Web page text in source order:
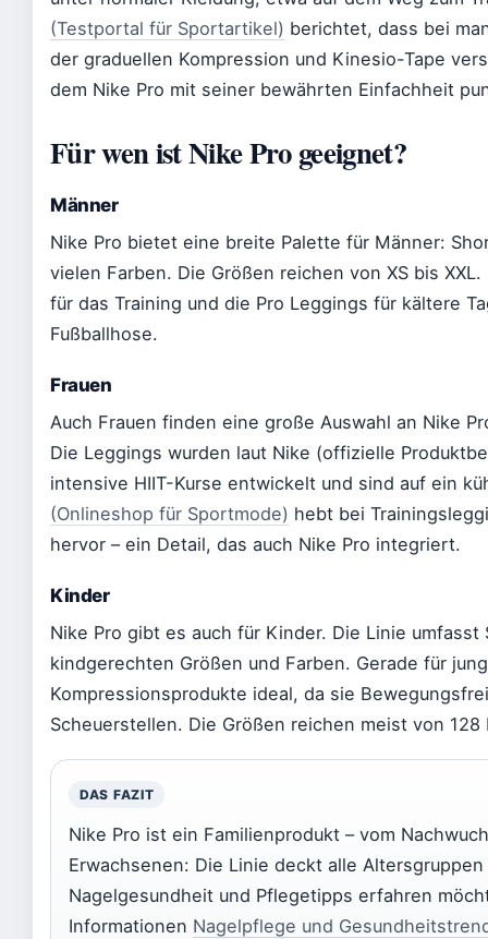
(Testportal für Sportartikel) berichtet, dass bei
der graduellen Kompression und Kinesio-Tape
dem Nike Pro mit seiner bewährten Einfachheit
Für wen ist Nike Pro geeignet?
Männer
Nike Pro bietet eine breite Palette für Männer:
vielen Farben. Die Größen reichen von XS bis
für das Training und die Pro Leggings für kältere
Fußballhose.
Frauen
Auch Frauen finden eine große Auswahl an Nike
Die Leggings wurden laut Nike (offizielle
intensive HIIT-Kurse entwickelt und sind auf ein
(Onlineshop für Sportmode) hebt bei
hervor – ein Detail, das auch Nike Pro integriert.
Kinder
Nike Pro gibt es auch für Kinder. Die Linie
kindgerechten Größen und Farben. Gerade für
Kompressionsprodukte ideal, da sie
Scheuerstellen. Die Größen reichen meist von 128
DAS FAZIT
Nike Pro ist ein Familienprodukt – vom
Erwachsenen: Die Linie deckt alle
Nagelgesundheit und Pflegetipps erfahren
Informationen Nagelpflege und